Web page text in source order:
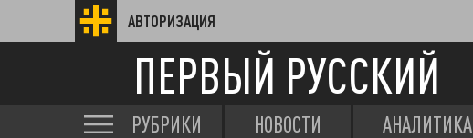
АВТОРИЗАЦИЯ
ПЕРВЫЙ РУССКИЙ
РУБРИКИ НОВОСТИ АНАЛИТИКА